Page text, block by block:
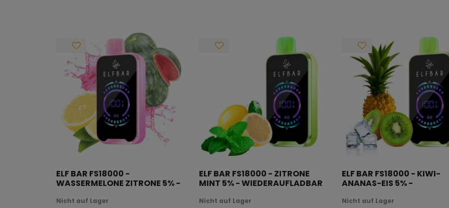
ELF BAR FS18000 -
WASSERMELONE ZITRONE 5% -
Nicht auf Lager
ELF BAR FS18000 - ZITRONE
MINT 5% - WIEDERAUFLADBAR
Nicht auf Lager
ELF BAR FS18000 - KIWI-
ANANAS-EIS 5% -
Nicht auf Lager